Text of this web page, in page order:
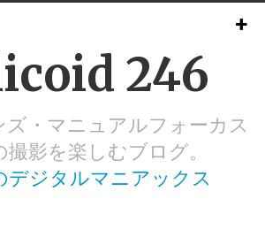
246
ズ・マニュアルフォーカス
撮影を楽しむブログ。
デジタルマニアックス